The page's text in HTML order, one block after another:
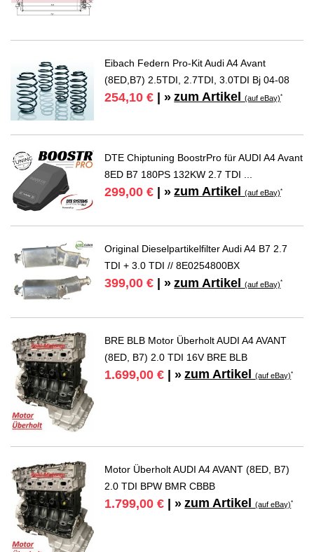
Eibach Federn Pro-Kit Audi A4 Avant
(8ED,B7) 2.5TDI, 2.7TDI, 3.0TDI Bj 04-08
254,10 € | » zum Artikel(auf eBay)*
DTE Chiptuning BoostrPro für AUDI A4 Avant
8ED B7 180PS 132KW 2.7 TDI ...
299,00 € | » zum Artikel(auf eBay)*
Original Dieselpartikelfilter Audi A4 B7 2.7
TDI + 3.0 TDI // 8E0254800BX
399,00 € | » zum Artikel(auf eBay)*
BRE BLB Motor Überholt AUDI A4 AVANT
(8ED, B7) 2.0 TDI 16V BRE BLB
1.699,00 € | » zum Artikel(auf eBay)*
Motor Überholt AUDI A4 AVANT (8ED, B7)
2.0 TDI BPW BMR CBBB
1.799,00 € | » zum Artikel(auf eBay)*